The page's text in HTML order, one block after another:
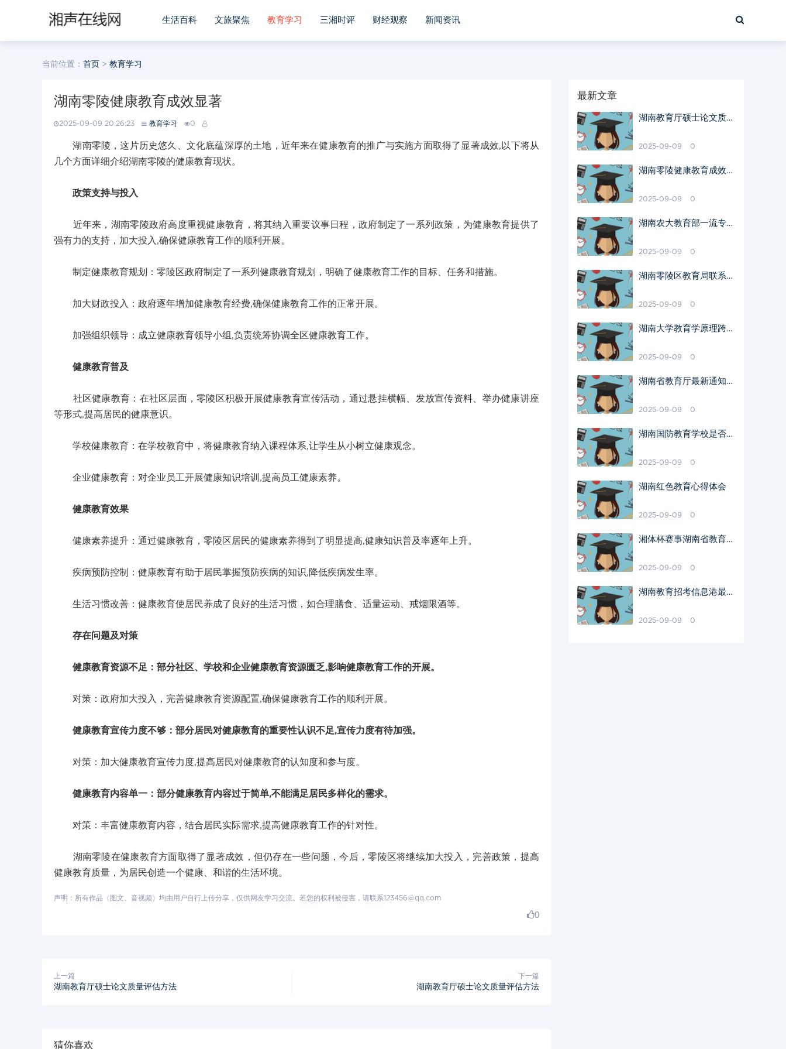
生活百科 文旅聚焦 教育学习 三湘时评 财经观察 新闻资讯
当前位置： 首页 > 教育学习
湖南零陵健康教育成效显著
2025-09-09 20:26:23 教育学习 0
湖南零陵，这片历史悠久、文化底蕴深厚的土地，近年来在健康教育的推广与实施方面取得了显著成效,以下将从
几个方面详细介绍湖南零陵的健康教育现状。
政策支持与投入
近年来，湖南零陵政府高度重视健康教育，将其纳入重要议事日程，政府制定了一系列政策，为健康教育提供了
强有力的支持，加大投入,确保健康教育工作的顺利开展。
制定健康教育规划：零陵区政府制定了一系列健康教育规划，明确了健康教育工作的目标、任务和措施。
加大财政投入：政府逐年增加健康教育经费,确保健康教育工作的正常开展。
加强组织领导：成立健康教育领导小组,负责统筹协调全区健康教育工作。
健康教育普及
社区健康教育：在社区层面，零陵区积极开展健康教育宣传活动，通过悬挂横幅、发放宣传资料、举办健康讲座
等形式,提高居民的健康意识。
学校健康教育：在学校教育中，将健康教育纳入课程体系,让学生从小树立健康观念。
企业健康教育：对企业员工开展健康知识培训,提高员工健康素养。
健康教育效果
健康素养提升：通过健康教育，零陵区居民的健康素养得到了明显提高,健康知识普及率逐年上升。
疾病预防控制：健康教育有助于居民掌握预防疾病的知识,降低疾病发生率。
生活习惯改善：健康教育使居民养成了良好的生活习惯，如合理膳食、适量运动、戒烟限酒等。
存在问题及对策
健康教育资源不足：部分社区、学校和企业健康教育资源匮乏,影响健康教育工作的开展。
对策：政府加大投入，完善健康教育资源配置,确保健康教育工作的顺利开展。
健康教育宣传力度不够：部分居民对健康教育的重要性认识不足,宣传力度有待加强。
对策：加大健康教育宣传力度,提高居民对健康教育的认知度和参与度。
健康教育内容单一：部分健康教育内容过于简单,不能满足居民多样化的需求。
对策：丰富健康教育内容，结合居民实际需求,提高健康教育工作的针对性。
湖南零陵在健康教育方面取得了显著成效，但仍存在一些问题，今后，零陵区将继续加大投入，完善政策，提高
健康教育质量，为居民创造一个健康、和谐的生活环境。
声明：所有作品（图文、音视频）均由用户自行上传分享，仅供网友学习交流。若您的权利被侵害，请联系123456@qq.com
0
上一篇
湖南教育厅硕士论文质量评估方法
下一篇
湖南教育厅硕士论文质量评估方法
猜你喜欢
最新文章
湖南教育厅硕士论文质量
2025-09-09 0
湖南零陵健康教育成效显
2025-09-09 0
湖南农大教育部一流专业
2025-09-09 0
湖南零陵区教育局联系电
2025-09-09 0
湖南大学教育学原理跨考
2025-09-09 0
湖南省教育厅最新通知P
2025-09-09 0
湖南国防教育学校是否真
2025-09-09 0
湖南红色教育心得体会
2025-09-09 0
湘体杯赛事湖南省教育厅
2025-09-09 0
湖南教育招考信息港最新
2025-09-09 0